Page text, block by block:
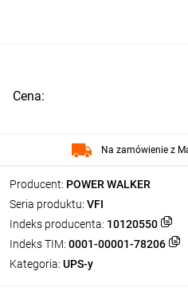
Producent: POWER WALKER
Seria produktu: VFI
Indeks producenta: 10120550
Indeks TIM: 0001-00001-78206
Kategoria: UPS-y
Cena:
Na zamówienie z